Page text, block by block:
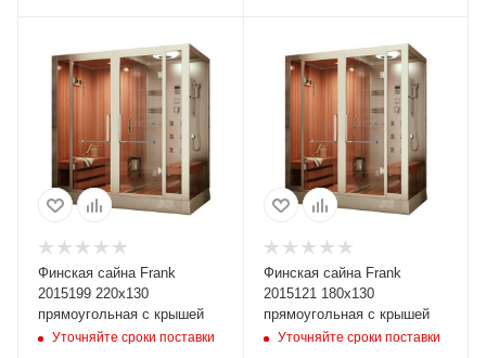
Финская сайна Frank
2015199 220х130
прямоугольная с крышей
Уточняйте сроки поставки
Финская сайна Frank
2015121 180х130
прямоугольная с крышей
Уточняйте сроки поставки